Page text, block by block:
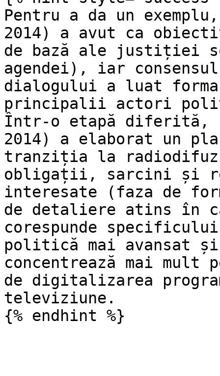
Pentru a da un
2014) a avut ca
de bază ale justiției
agendei), iar
dialogului a luat
principalii actori
Într-o etapă diferită,
2014) a elaborat un
tranziția la
obligații, sarcini și
interesate (faza de
de detaliere atins în
corespunde
politică mai avansat
concentrează mai mult
de digitalizarea
televiziune.